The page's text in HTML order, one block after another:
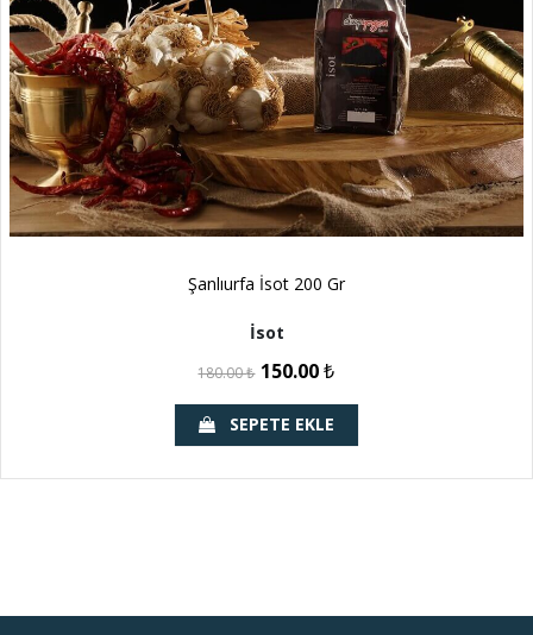
Şanlıurfa İsot 200 Gr
İsot
180.00₺ 150.00₺
SEPETE EKLE